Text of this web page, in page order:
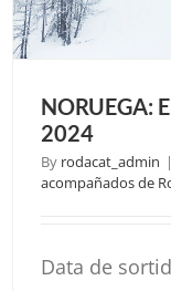
NORUEGA:
2024
By rodacat_admin |
acompañados de
Data de